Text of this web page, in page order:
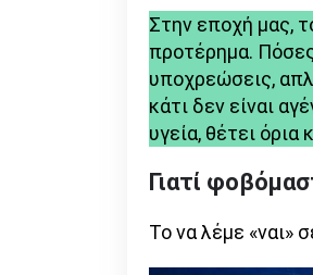
Στην εποχή μας,
προτέρημα.
υποχρεώσεις,
κάτι δεν είναι
υγεία, θέτει όρια
Γιατί
Το να λέμε «ναι»